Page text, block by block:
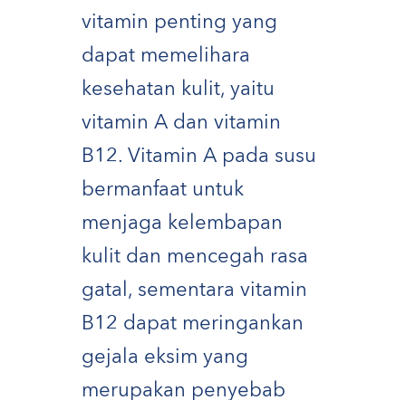
vitamin penting yang
dapat memelihara
kesehatan kulit, yaitu
vitamin A dan vitamin
B12. Vitamin A pada susu
bermanfaat untuk
menjaga kelembapan
kulit dan mencegah rasa
gatal, sementara vitamin
B12 dapat meringankan
gejala eksim yang
merupakan penyebab